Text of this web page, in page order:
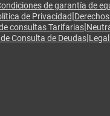
de garantía de
de Privacidad|
consultas Tarifarias|
Consulta de Deudas|